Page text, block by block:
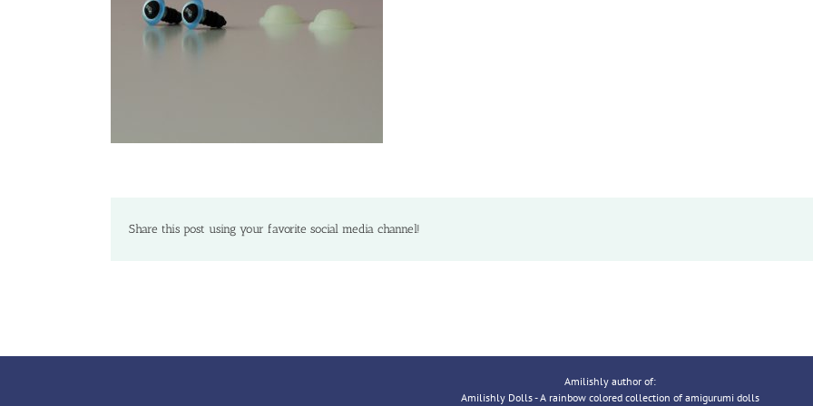
Share this post using your favorite social media channel!
Amilishly author of:
Amilishly Dolls - A rainbow colored collection of amigurumi dolls